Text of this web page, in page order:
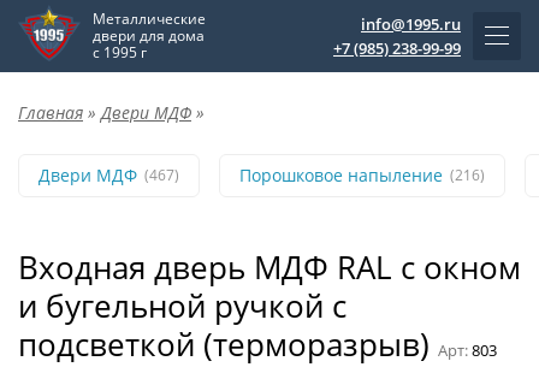
Металлические
двери для дома
с 1995 г
info@1995.ru
+7 (985) 238-99-99
Главная » Двери МДФ »
Двери МДФ (467) Порошковое напыление (216)
Входная дверь МДФ RAL с окном
и бугельной ручкой с
подсветкой (терморазрыв) Арт:803